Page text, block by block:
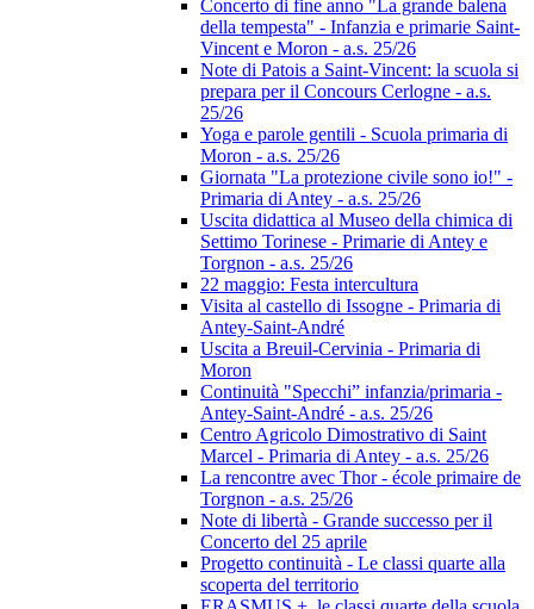
Concerto di fine anno "La grande balena
della tempesta" - Infanzia e primarie Saint-
Vincent e Moron - a.s. 25/26
Note di Patois a Saint-Vincent: la scuola si
prepara per il Concours Cerlogne - a.s.
25/26
Yoga e parole gentili - Scuola primaria di
Moron - a.s. 25/26
Giornata "La protezione civile sono io!" -
Primaria di Antey - a.s. 25/26
Uscita didattica al Museo della chimica di
Settimo Torinese - Primarie di Antey e
Torgnon - a.s. 25/26
22 maggio: Festa intercultura
Visita al castello di Issogne - Primaria di
Antey-Saint-André
Uscita a Breuil-Cervinia - Primaria di
Moron
Continuità "Specchi” infanzia/primaria -
Antey-Saint-André - a.s. 25/26
Centro Agricolo Dimostrativo di Saint
Marcel - Primaria di Antey - a.s. 25/26
La rencontre avec Thor - école primaire de
Torgnon - a.s. 25/26
Note di libertà - Grande successo per il
Concerto del 25 aprile
Progetto continuità - Le classi quarte alla
scoperta del territorio